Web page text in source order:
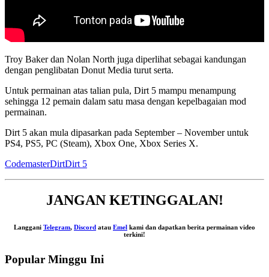
Troy Baker dan Nolan North juga diperlihat sebagai kandungan
dengan penglibatan Donut Media turut serta.
Untuk permainan atas talian pula, Dirt 5 mampu menampung
sehingga 12 pemain dalam satu masa dengan kepelbagaian mod
permainan.
Dirt 5 akan mula dipasarkan pada September – November untuk
PS4, PS5, PC (Steam), Xbox One, Xbox Series X.
CodemasterDirtDirt 5
JANGAN KETINGGALAN!
Langgani Telegram, Discord atau Emel kami dan dapatkan berita permainan video
terkini!
Popular Minggu Ini